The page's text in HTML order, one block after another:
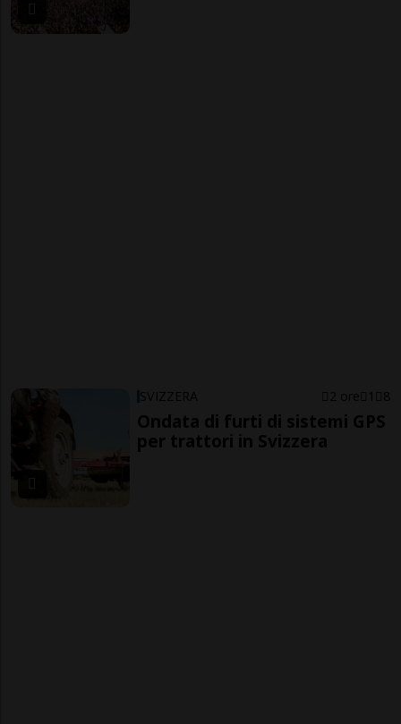
SVIZZERA 2 ore 1 8
Ondata di furti di sistemi GPS
per trattori in Svizzera